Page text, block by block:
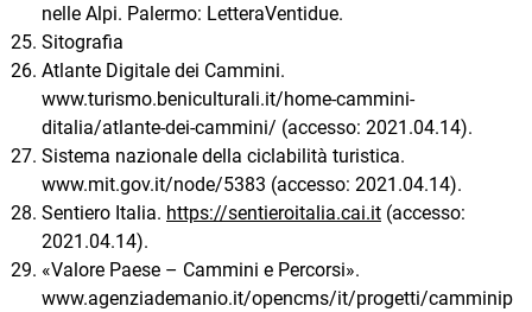
nelle Alpi. Palermo: LetteraVentidue.
Sitografia
Atlante Digitale dei Cammini.
www.turismo.beniculturali.it/home-cammini-
ditalia/atlante-dei-cammini/ (accesso: 2021.04.14).
Sistema nazionale della ciclabilità turistica.
www.mit.gov.it/node/5383 (accesso: 2021.04.14).
Sentiero Italia. https://sentieroitalia.cai.it (accesso:
2021.04.14).
«Valore Paese – Cammini e Percorsi».
www.agenziademanio.it/opencms/it/progetti/camminip